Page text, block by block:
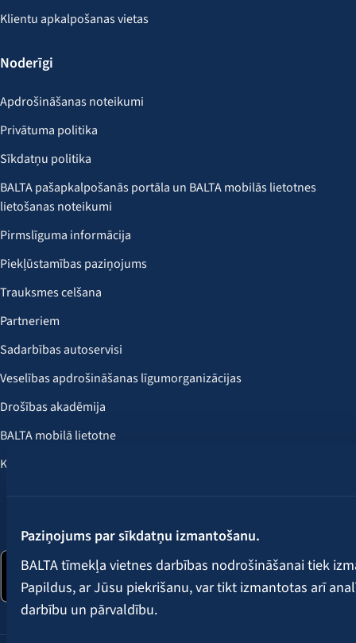
Paziņojums par sīkdatņu izmantošanu.
BALTA tīmekļa vietnes darbības nodrošināšanai tiek
Papildus, ar Jūsu piekrišanu, var tikt izmantotas arī
darbību un pārvaldību.
Klientu apkalpošanas vietas
Noderīgi
Apdrošināšanas noteikumi
Privātuma politika
Sīkdatņu politika
BALTA pašapkalpošanās portāla un BALTA mobilās lietotnes
lietošanas noteikumi
Pirmslīguma informācija
Piekļūstamības paziņojums
Trauksmes celšana
Partneriem
Sadarbības autoservisi
Veselības apdrošināšanas līgumorganizācijas
Drošības akadēmija
BALTA mobilā lietotne
Klientu labumi